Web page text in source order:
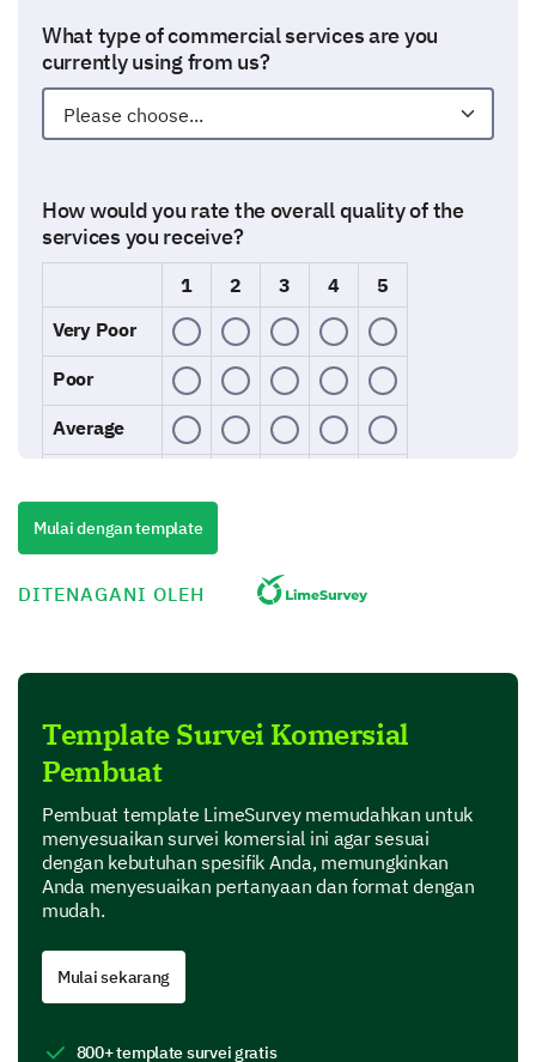
What type of commercial services are you
currently using from us?
How would you rate the overall quality of the
services you receive?
1 2 3 4
5
Very Poor
Poor
Average
Excellent
How frequently do you use our commercial
Weekly
Bi-Monthly
Yearly
Service Satisfaction
Mulai dengan template
DITENAGANI OLEH
Template Survei Komersial
Pembuat
Pembuat template LimeSurvey memudahkan untuk
menyesuaikan survei komersial ini agar sesuai
dengan kebutuhan spesifik Anda, memungkinkan
Anda menyesuaikan pertanyaan dan format dengan
mudah.
Mulai sekarang
800+ template survei gratis